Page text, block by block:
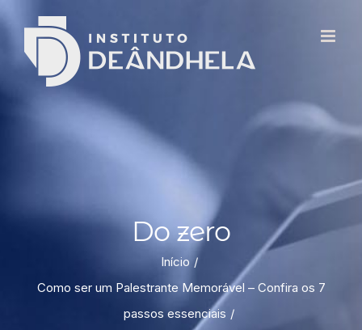
Do zero
Início
Como ser um Palestrante Memorável – Confira os 7
passos essenciais